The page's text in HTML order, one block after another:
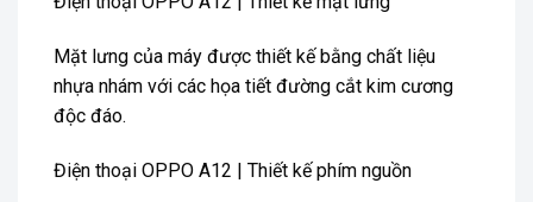
Mặt lưng của máy được thiết kế bằng chất liệu
nhựa nhám với các họa tiết đường cắt kim cương
độc đáo.
Điện thoại OPPO A12 | Thiết kế phím nguồn